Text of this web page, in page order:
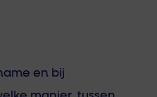
en bij